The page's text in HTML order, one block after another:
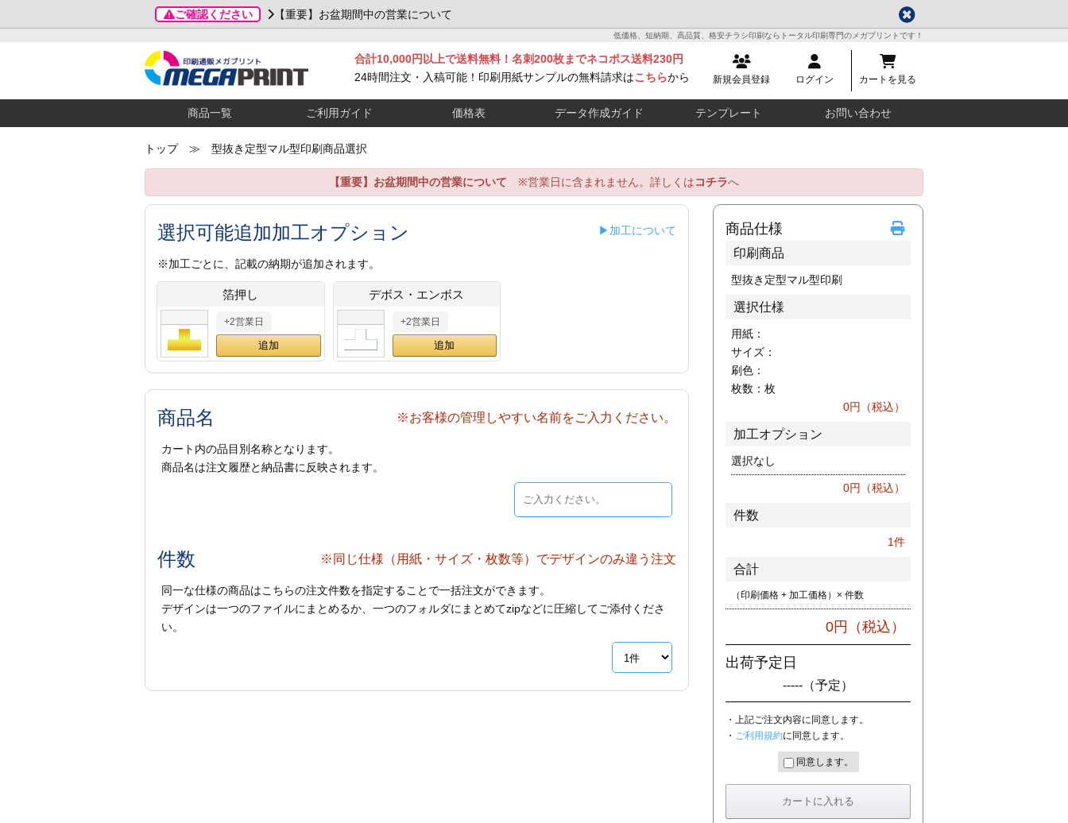
ご確認ください 【重要】お盆期間中の営業について
低価格、短納期、高品質、格安チラシ印刷ならトータル印刷専門のメガプリントです！
新規会員登録 ログイン カートを見る
合計10,000円以上で送料無料！名刺200枚までネコポス送料230円
24時間注文・入稿可能！印刷用紙サンプルの無料請求はこちらから
商品一覧 ご利用ガイド 価格表 データ作成ガイド テンプレート お問い合わせ
トップ≫ 型抜き定型マル型印刷商品選択
【重要】お盆期間中の営業について ※営業日に含まれません。詳しくはコチラへ
選択可能追加加工オプション ▶加工について
※加工ごとに、記載の納期が追加されます。
箔押し
+2営業日
デボス・エンボス
+2営業日
商品名 ※お客様の管理しやすい名前をご入力ください。
カート内の品目別名称となります。
商品名は注文履歴と納品書に反映されます。
件数 ※同じ仕様（用紙・サイズ・枚数等）でデザインのみ違う注文
同一な仕様の商品はこちらの注文件数を指定することで一括注文ができます。
デザインは一つのファイルにまとめるか、一つのフォルダにまとめてzipなどに圧縮してご添付くださ
い。
商品仕様
印刷商品
型抜き定型マル型印刷
選択仕様
用紙：
サイズ：
刷色：
枚数： 枚
0円（税込）
加工オプション
選択なし
0円（税込）
件数
1件
合計
（印刷価格 + 加工価格）× 件数
0円（税込）
出荷予定日
----- （予定）
・上記ご注文内容に同意します。
・ ご利用規約に同意します。
同意します。